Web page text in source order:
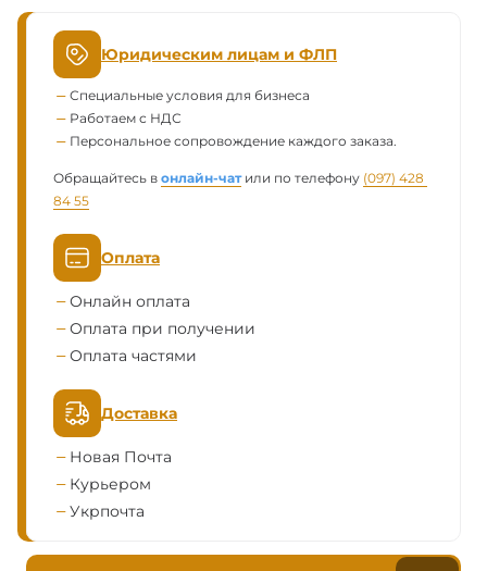
Юридическим лицам и ФЛП
Специальные условия для бизнеса
Работаем с НДС
Персональное сопровождение каждого заказа.
Обращайтесь в онлайн-чатили по телефону (097) 428
84 55
Оплата
Онлайн оплата
Оплата при получении
Оплата частями
Доставка
Новая Почта
Курьером
Укрпочта